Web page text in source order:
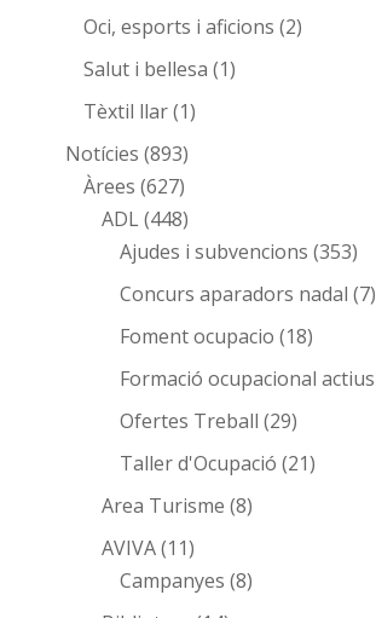
Oci, esports i aficions (2)
Salut i bellesa (1)
Tèxtil llar(1)
Notícies (893)
Àrees (627)
ADL(448)
Ajudes i subvencions (353)
Concurs aparadors nadal (7)
Foment ocupacio (18)
Formació ocupacional actius
Ofertes Treball (29)
Taller d'Ocupació (21)
Area Turisme (8)
AVIVA(11)
Campanyes (8)